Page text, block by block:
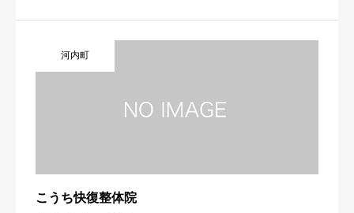
河内町
こうち快復整体院